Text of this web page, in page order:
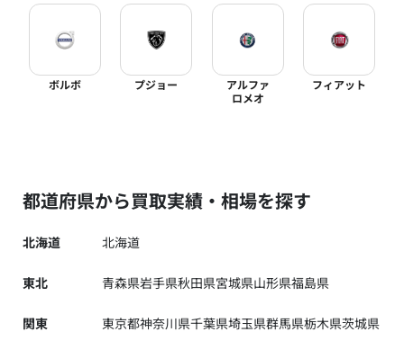
ボルボ プジョー
アルファ
ロメオ
フィアット
都道府県から買取実績・相場を探す
北海道 北海道
東北 青森県岩手県秋田県宮城県山形県福島県
関東 東京都神奈川県千葉県埼玉県群馬県栃木県茨城県